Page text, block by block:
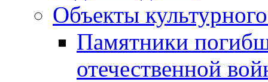
Объекты
Памятники
отечественной